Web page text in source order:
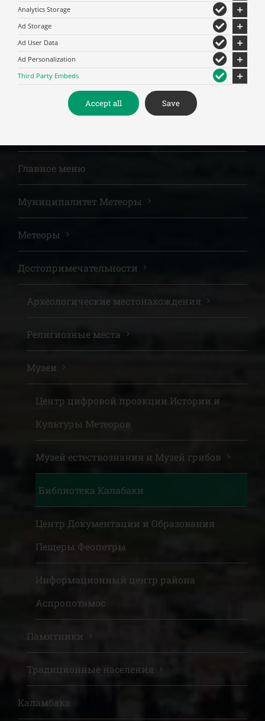
For privacy reasons Youtube needs your
Главное меню
Муниципалитет Метеоры
Метеоры
Достопримечательности
Археологические местонахождения
Религиозные места
Музеи
Центр цифровой проэкции Истории и
Культуры Метеоров
Музей естествознания и Музей грибов
Библиотека Калабаки
Центр Документации и Образования
Пещеры Феопетры
Информационный центр района
Аспропотамос
Памятники
Традиционные населения
Каламбака
Analytics Storage
Ad Storage
Ad User Data
Ad Personalization
Third Party Embeds
Accept all Save